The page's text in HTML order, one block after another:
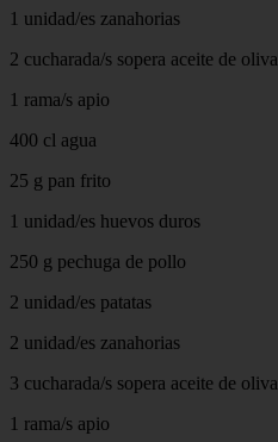
1 unidad/es zanahorias
2 cucharada/s sopera aceite de oliva
1 rama/s apio
400 cl agua
25 g pan frito
1 unidad/es huevos duros
250 g pechuga de pollo
2 unidad/es patatas
2 unidad/es zanahorias
3 cucharada/s sopera aceite de oliva
1 rama/s apio